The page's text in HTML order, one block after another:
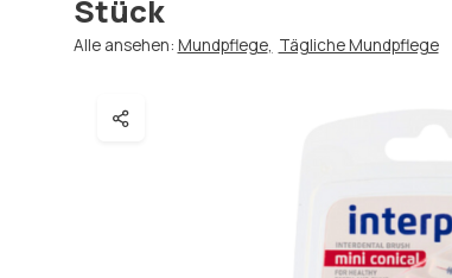
Stück
Alle ansehen: Mundpflege, Tägliche Mundpflege